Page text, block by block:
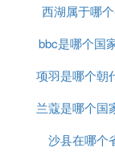
西湖属于哪
bbc是哪个国
项羽是哪个朝
兰蔻是哪个国
沙县在哪个